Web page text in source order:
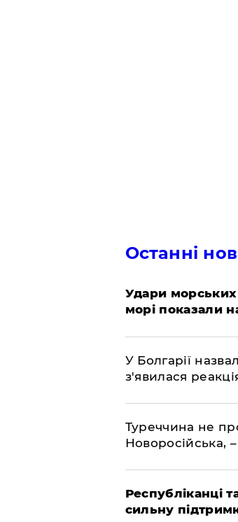
Останні
Удари
морі показали
У Болгарії
з'явилася
Туреччина не
Новоросійська,
Республіканці
сильну